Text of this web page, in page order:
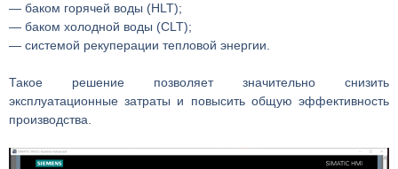
— баком горячей воды (HLT);
— баком холодной воды (CLT);
— системой рекуперации тепловой энергии.
Такое решение позволяет значительно снизить
эксплуатационные затраты и повысить общую эффективность
производства.